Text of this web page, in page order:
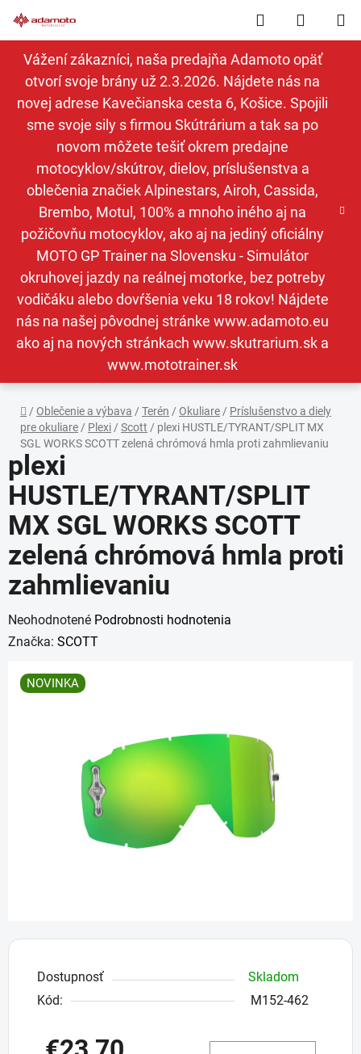
na
obsah
Vážení zákazníci, naša predajňa Adamoto opäť
otvorí svoje brány už 2.3.2026. Nájdete nás na
novej adrese Kavečianska cesta 6, Košice. Spojili
sme svoje sily s firmou Skútrárium a tak sa po
novom môžete tešiť okrem predajne
motocyklov/skútrov, dielov, príslušenstva a
oblečenia značiek Alpinestars, Airoh, Cassida,
Brembo, Motul, 100% a mnoho iného aj na
požičovňu motocyklov, ako aj na jediný oficiálny
MOTO GP Trainer na Slovensku - Simulátor
okruhovej jazdy na reálnej motorke, bez potreby
vodičáku alebo dovŕšenia veku 18 rokov! Nájdete
nás na našej pôvodnej stránke www.adamoto.eu
ako aj na nových stránkach www.skutrarium.sk a
www.mototrainer.sk
Hľadať
KOŠÍK
Domov
/ Oblečenie a výbava / Terén / Okuliare / Príslušenstvo a diely
pre okuliare / Plexi / Scott / plexi HUSTLE/TYRANT/SPLIT MX
SGL WORKS SCOTT zelená chrómová hmla proti zahmlievaniu
Dostupnosť
Skladom
Kód:
M152-462
plexi
HUSTLE/TYRANT/SPLIT
MX SGL WORKS SCOTT
zelená chrómová hmla proti
zahmlievaniu
Priemerné
hodnotenie
Neohodnotené Podrobnosti hodnotenia
Značka: SCOTT
NOVINKA